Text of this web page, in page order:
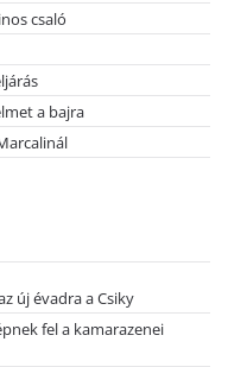
csaló
a bajra
új évadra a Csiky
fel a kamarazenei